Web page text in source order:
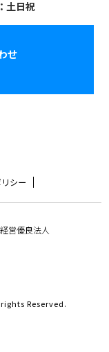
土日祝
せ
シー
Reserved.